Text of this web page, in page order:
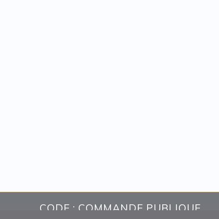
CODE : COMMANDE PUBLIQUE